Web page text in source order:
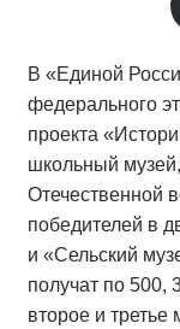
В «Единой
федерального
проекта
школьный
Отечественной
победителей в
и «Сельский
получат по 500,
второе и третье